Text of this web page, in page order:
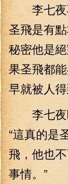
李七夜不
圣飛是有
秘密他是
果圣飛都
早就被人得
李七夜盯
“這真的是
飛，他也
事情。”